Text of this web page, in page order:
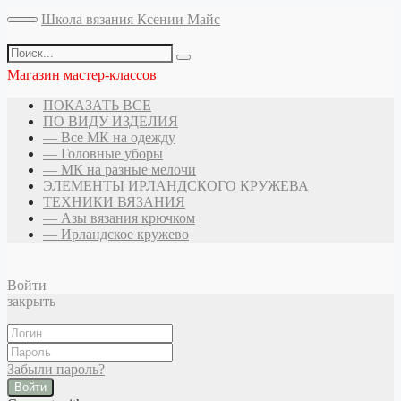
Школа вязания Ксении Майс
Магазин мастер-классов
ПОКАЗАТЬ ВСЕ
ПО ВИДУ ИЗДЕЛИЯ
— Все МК на одежду
— Головные уборы
— МК на разные мелочи
ЭЛЕМЕНТЫ ИРЛАНДСКОГО КРУЖЕВА
ТЕХНИКИ ВЯЗАНИЯ
— Азы вязания крючком
— Ирландское кружево
Войти
закрыть
Забыли пароль?
Войти